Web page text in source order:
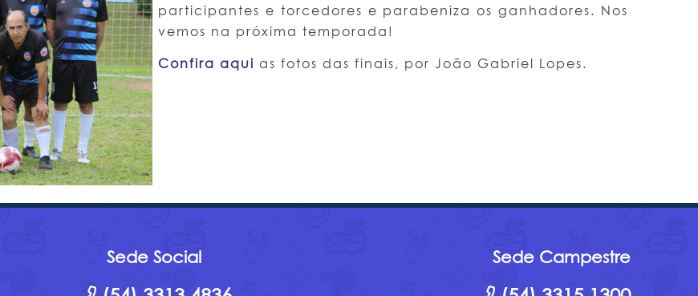
participantes e torcedores e parabeniza os ganhadores. Nos
vemos na próxima temporada!
Confira aqui as fotos das finais, por João Gabriel Lopes.
Sede Social Sede Campestre